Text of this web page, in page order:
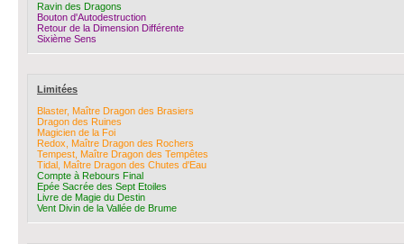
Ravin des Dragons
Bouton d'Autodestruction
Retour de la Dimension Différente
Sixième Sens
Limitées
Blaster, Maître Dragon des Brasiers
Dragon des Ruines
Magicien de la Foi
Redox, Maître Dragon des Rochers
Tempest, Maître Dragon des Tempêtes
Tidal, Maître Dragon des Chutes d'Eau
Compte à Rebours Final
Epée Sacrée des Sept Etoiles
Livre de Magie du Destin
Vent Divin de la Vallée de Brume